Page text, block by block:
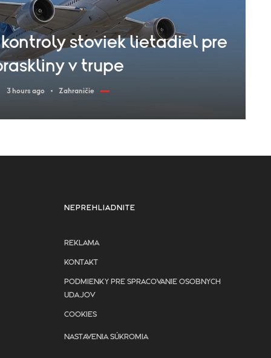
stoviek lietadiel pre
v trupe
3 hours ago Zahraničie
NEPREHLIADNITE
REKLAMA
KONTAKT
PODMIENKY PRE SPRACOVANIE OSOBNYCH
UDAJOV
COOKIES
NASTAVENIA SÚKROMIA